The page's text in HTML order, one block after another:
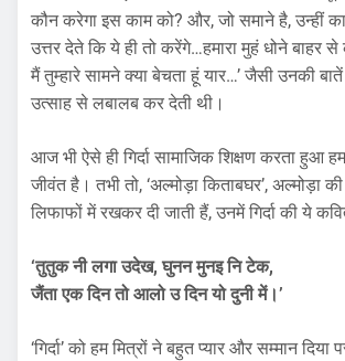
कौन करेगा इस काम को? और, जो समाने है, उन्हीं
उत्तर देते कि ये ही तो करेंगे…हमारा मुहं धोने बाहर
मैं तुम्हारे सामने क्या बेचता हूं यार…’ जैसी उनकी
उत्साह से लबालब कर देती थी।
आज भी ऐसे ही गिर्दा सामाजिक शिक्षण करता हुआ
जीवंत है। तभी तो, ‘अल्मोड़ा किताबघर’, अल्मोड़ा
लिफाफों में रखकर दी जाती हैं, उनमें गिर्दा की ये
‘तुतुक नी लगा उदेख, घुनन मुनइ नि टेक,
जैंता एक दिन तो आलो उ दिन यो दुनी में।’
‘गिर्दा’ को हम मित्रों ने बहुत प्यार और सम्मान